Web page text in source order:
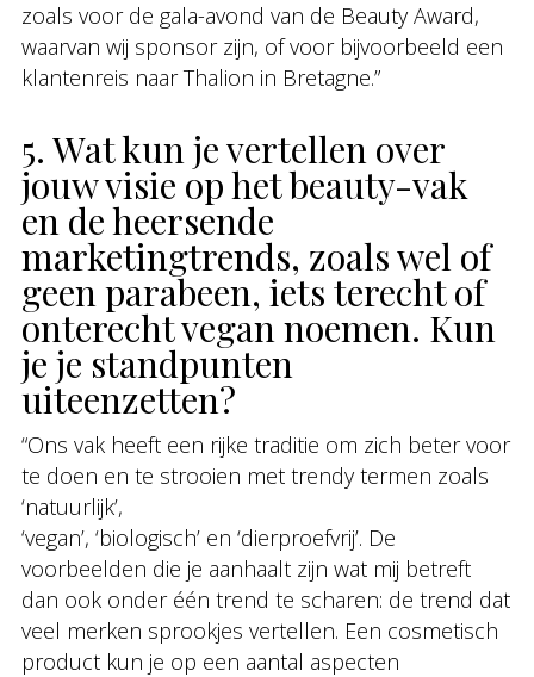
zoals voor de gala-avond van de Beauty Award,
waarvan wij sponsor zijn, of voor bijvoorbeeld een
klantenreis naar Thalion in Bretagne.”
5. Wat kun je vertellen over
jouw visie op het beauty-vak
en de heersende
marketingtrends, zoals wel of
geen parabeen, iets terecht of
onterecht vegan noemen. Kun
je je standpunten
uiteenzetten?
“Ons vak heeft een rijke traditie om zich beter voor
te doen en te strooien met trendy termen zoals
‘natuurlijk’,
‘vegan’, ‘biologisch’ en ‘dierproefvrij’. De
voorbeelden die je aanhaalt zijn wat mij betreft
dan ook onder één trend te scharen: de trend dat
veel merken sprookjes vertellen. Een cosmetisch
product kun je op een aantal aspecten